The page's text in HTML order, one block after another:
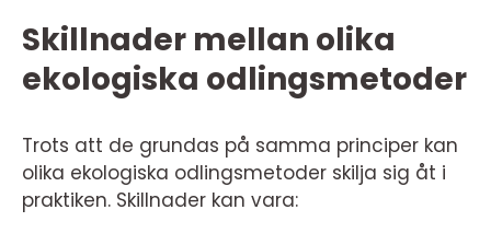
Skillnader mellan olika
ekologiska odlingsmetoder
Trots att de grundas på samma principer kan
olika ekologiska odlingsmetoder skilja sig åt i
praktiken. Skillnader kan vara: